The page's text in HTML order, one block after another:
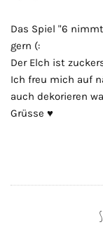
Das Spiel "6
gern (:
Der Elch ist
Ich freu mich auf
auch dekorieren
Grüsse ♥